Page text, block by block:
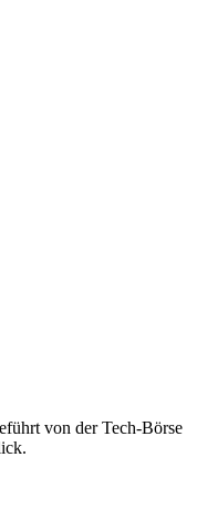
von der Tech-Börse